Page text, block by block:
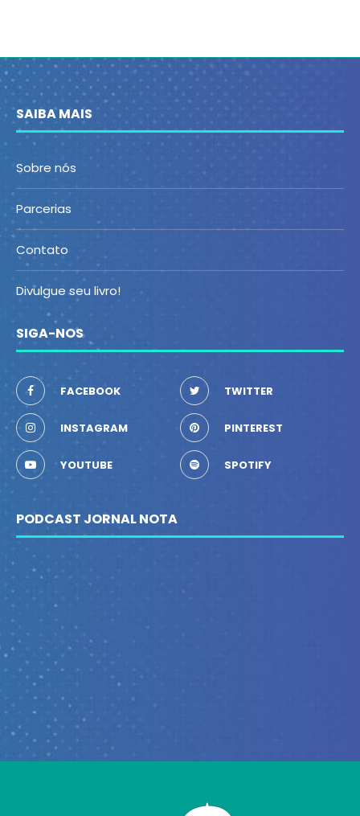
SAIBA MAIS
Sobre nós
Parcerias
Contato
Divulgue seu livro!
SIGA-NOS
FACEBOOK TWITTER
INSTAGRAM PINTEREST
YOUTUBE SPOTIFY
PODCAST JORNAL NOTA